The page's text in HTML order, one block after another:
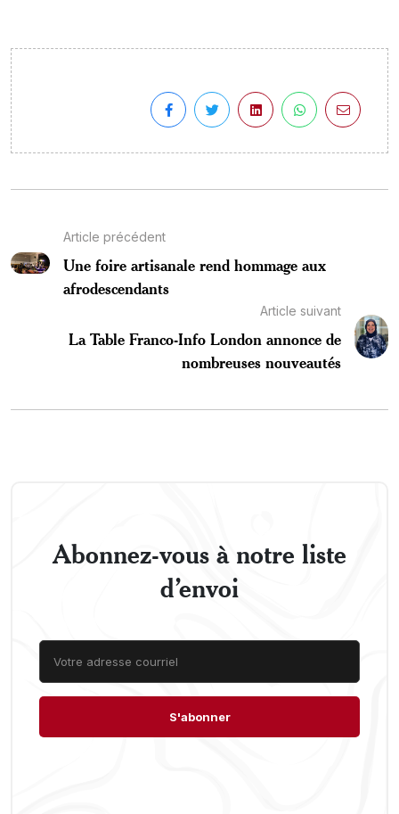
Article précédent
Une foire artisanale rend hommage aux
afrodescendants
Article suivant
La Table Franco-Info London annonce de
nombreuses nouveautés
Abonnez-vous à notre liste
d’envoi